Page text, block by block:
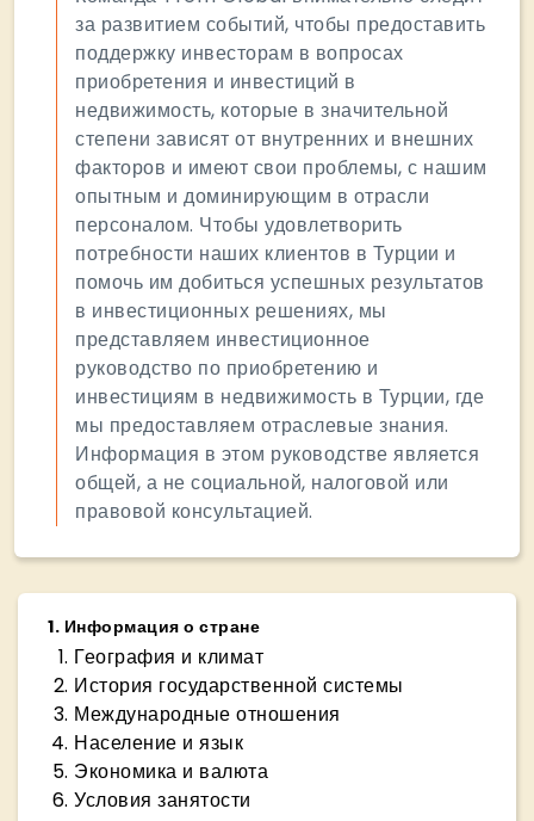
за развитием событий, чтобы предоставить
поддержку инвесторам в вопросах
приобретения и инвестиций в
недвижимость, которые в значительной
степени зависят от внутренних и внешних
факторов и имеют свои проблемы, с нашим
опытным и доминирующим в отрасли
персоналом. Чтобы удовлетворить
потребности наших клиентов в Турции и
помочь им добиться успешных результатов
в инвестиционных решениях, мы
представляем инвестиционное
руководство по приобретению и
инвестициям в недвижимость в Турции, где
мы предоставляем отраслевые знания.
Информация в этом руководстве является
общей, а не социальной, налоговой или
правовой консультацией.
1. Информация о стране
География и климат
История государственной системы
Международные отношения
Население и язык
Экономика и валюта
Условия занятости